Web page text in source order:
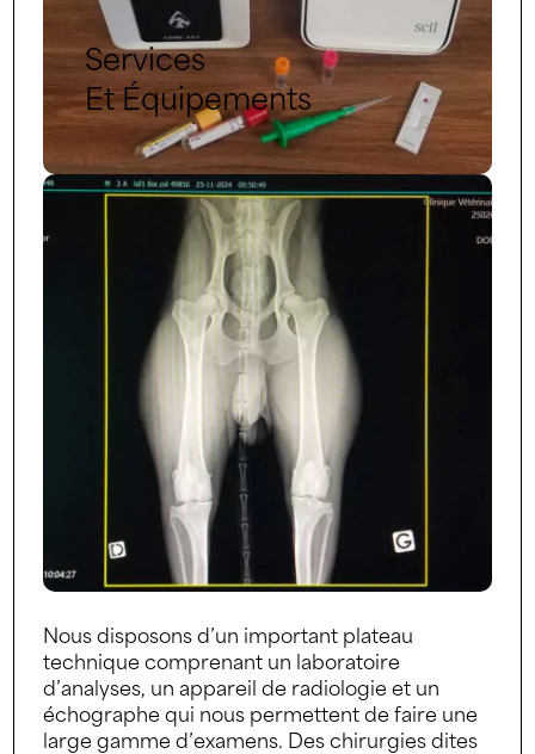
Services
Et Équipements
Nous disposons d’un important plateau
technique comprenant un laboratoire
d’analyses, un appareil de radiologie et un
échographe qui nous permettent de faire une
large gamme d’examens. Des chirurgies dites